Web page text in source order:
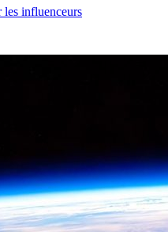
influenceurs